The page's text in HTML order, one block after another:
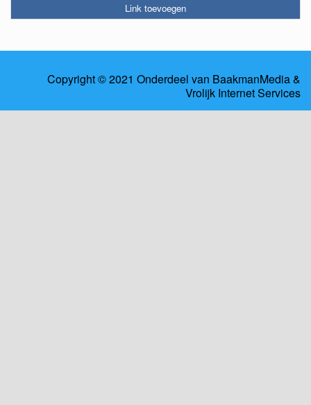
Link toevoegen
Copyright © 2021 Onderdeel van BaakmanMedia&
Vrolijk Internet Services